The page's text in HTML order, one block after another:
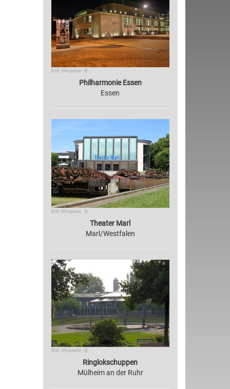
Bild: Wikipedia · ©
Philharmonie Essen
Essen
Bild: Wikipedia · ©
Theater Marl
Marl/Westfalen
Bild: Wikipedia · ©
Ringlokschuppen
Mülheim an der Ruhr